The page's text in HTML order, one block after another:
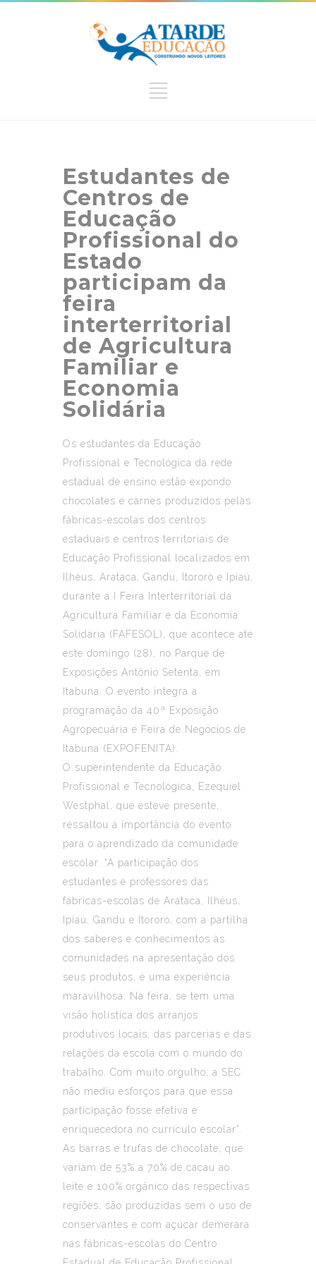
Estudantes de
Centros de
Educação
Profissional do
Estado
participam da
feira
interterritorial
de Agricultura
Familiar e
Economia
Solidária
Os estudantes da Educação
Profissional e Tecnológica da rede
estadual de ensino estão expondo
chocolates e carnes produzidos pelas
fábricas-escolas dos centros
estaduais e centros territoriais de
Educação Profissional localizados em
Ilhéus, Arataca, Gandu, Itororó e Ipiaú,
durante a I Feira Interterritorial da
Agricultura Familiar e da Economia
Solidária (FAFESOL), que acontece até
este domingo (28), no Parque de
Exposições Antônio Setenta, em
Itabuna. O evento integra a
programação da 40ª Exposição
Agropecuária e Feira de Negócios de
Itabuna (EXPOFENITA).
O superintendente da Educação
Profissional e Tecnológica, Ezequiel
Westphal, que esteve presente,
ressaltou a importância do evento
para o aprendizado da comunidade
escolar. “A participação dos
estudantes e professores das
fábricas-escolas de Arataca, Ilhéus,
Ipiaú, Gandu e Itororó, com a partilha
dos saberes e conhecimentos às
comunidades na apresentação dos
seus produtos, é uma experiência
maravilhosa. Na feira, se tem uma
visão holística dos arranjos
produtivos locais, das parcerias e das
relações da escola com o mundo do
trabalho. Com muito orgulho, a SEC
não mediu esforços para que essa
participação fosse efetiva e
enriquecedora no currículo escolar”.
As barras e trufas de chocolate, que
variam de 53% a 70% de cacau ao
leite e 100% orgânico das respectivas
regiões, são produzidas sem o uso de
conservantes e com açúcar demerara
nas fábricas-escolas do Centro